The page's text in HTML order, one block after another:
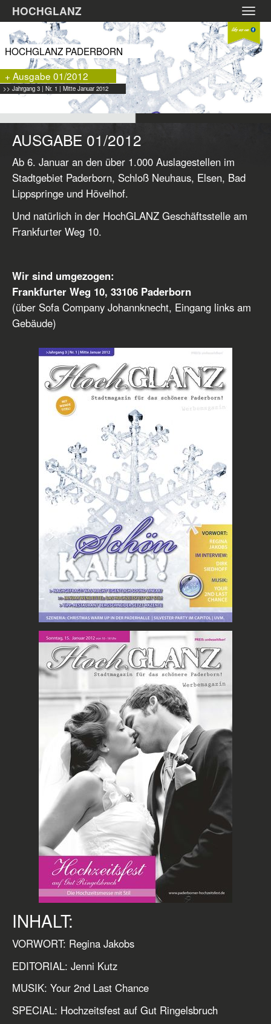
Zum
Hauptinhalt
springen
HOCHGLANZ
HOCHGLANZ PADERBORN
+ Ausgabe 01/2012
>> Jahrgang 3 | Nr. 1 | Mitte Januar 2012
AUSGABE 01/2012
Ab 6. Januar an den über 1.000 Auslagestellen im
Stadtgebiet Paderborn, Schloß Neuhaus, Elsen, Bad
Lippspringe und Hövelhof.
Und natürlich in der HochGLANZ Geschäftsstelle am
Frankfurter Weg 10.
Wir sind umgezogen:
Frankfurter Weg 10, 33106 Paderborn
(über Sofa Company Johannknecht, Eingang links am
Gebäude)
INHALT:
VORWORT: Regina Jakobs
EDITORIAL: Jenni Kutz
MUSIK: Your 2nd Last Chance
SPECIAL: Hochzeitsfest auf Gut Ringelsbruch